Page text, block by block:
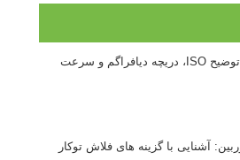
درک نوردهی – همراه با توضیح ISO، دریچه دیافراگم و سرعت
آشنایی با گزینه های فلاش توکار